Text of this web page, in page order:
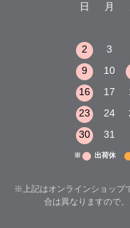
日
月
2
3
9
10
16
17
23
24
30
31
※ 出荷休
※上記はオンラインショップ
合は異なりますので